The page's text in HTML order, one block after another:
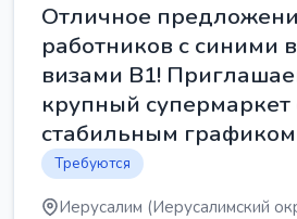
Отличное
работников с синими
визами B1!
крупный супермаркет
стабильным
Требуются
Иерусалим (Иерусалимский